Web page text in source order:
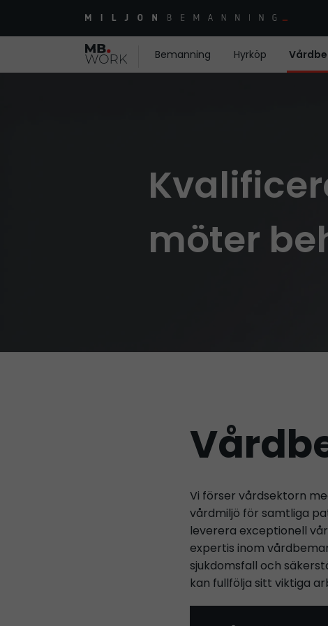
Bemanning Hyrköp
möter
Vi förser vårdsektorn
vårdmiljö för samtliga
leverera exceptionell
expertis inom
sjukdomsfall och
kan fullfölja sitt viktiga